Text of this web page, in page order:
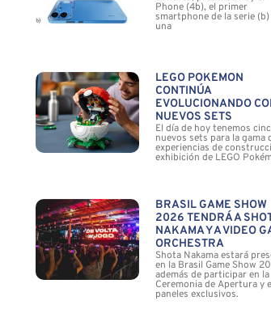
Phone (4b), el primer
smartphone de la serie
una
LEGO POKÉMON
CONTINÚA
EVOLUCIONANDO
NUEVOS SETS
El día de hoy tenemos
nuevos sets para la gama
experiencias de
exhibición de LEGO
BRASIL GAME SHOW
2026 TENDRÁ A
NAKAMA Y A VIDEO
ORCHESTRA
Shota Nakama estará
en la Brasil Game Show
además de participar en la
Ceremonia de Apertura y
paneles exclusivos.